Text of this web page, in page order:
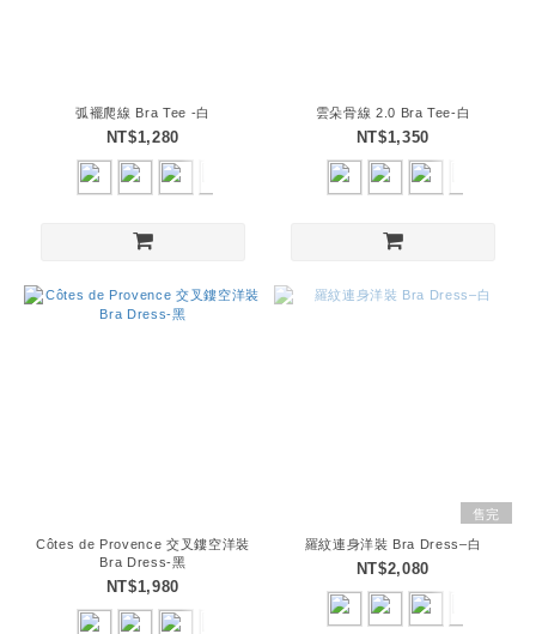
弧襬爬線 Bra Tee -白
NT$1,280
雲朵骨線 2.0 Bra Tee-白
NT$1,350
Côtes de Provence 交叉鏤空洋裝
Bra Dress-黑
NT$1,980
售完
羅紋連身洋裝 Bra Dress–白
NT$2,080